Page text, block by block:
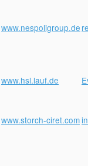
www.nespoligroup.de
www.hsl.lauf.de
www.storch-ciret.com